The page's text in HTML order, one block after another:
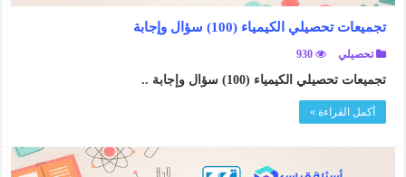
تجميعات تحصيلي الكيمياء (100) سؤال وإجابة
تحصيلي 930
تجميعات تحصيلي الكيمياء (100) سؤال وإجابة ..
أكمل القراءة »